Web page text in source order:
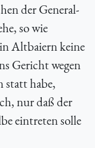
der General-
so wie
Altbaiern keine
Gericht wegen
statt habe,
nur daß der
eintreten solle